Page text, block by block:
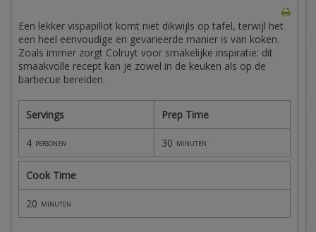
Een lekker vispapillot komt niet dikwijls op tafel, terwijl het
een heel eenvoudige en gevarieerde manier is van koken.
Zoals immer zorgt Colruyt voor smakelijke inspiratie: dit
smaakvolle recept kan je zowel in de keuken als op de
barbecue bereiden.
Servings Prep Time
4 personen 30 minuten
Cook Time
20 minuten